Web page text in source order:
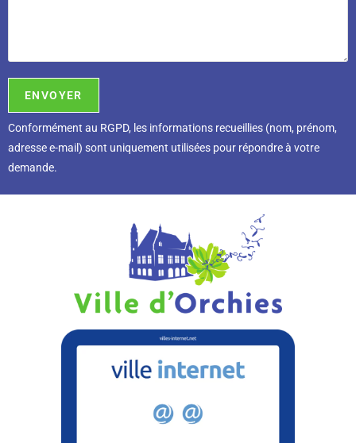
Conformément au RGPD, l es informations recueillies (nom, prénom,
adresse e-mail) sont uniquement utilisées pour répondre à votre
demande.